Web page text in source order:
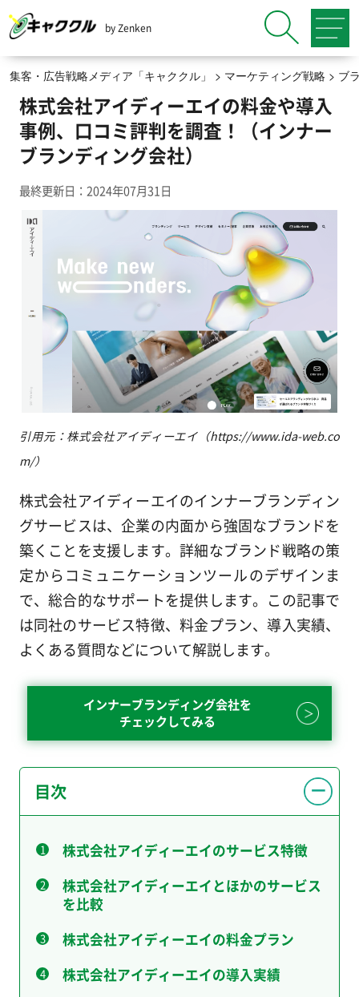
by Zenken
集客・広告戦略メディア「キャククル」 > マーケティング戦略> ブ
株式会社アイディーエイの料金や導入
事例、口コミ評判を調査！（インナー
ブランディング会社）
最終更新日：2024年07月31日
引用元：株式会社アイディーエイ（https://www.ida-web.co
m/）
株式会社アイディーエイのインナーブランディン
グサービスは、企業の内面から強固なブランドを
築くことを支援します。詳細なブランド戦略の策
定からコミュニケーションツールのデザインま
で、総合的なサポートを提供します。この記事で
は同社のサービス特徴、料金プラン、導入実績、
よくある質問などについて解説します。
インナーブランディング会社を
チェックしてみる
目次
株式会社アイディーエイのサービス特徴
株式会社アイディーエイとほかのサービス
を比較
株式会社アイディーエイの料金プラン
株式会社アイディーエイの導入実績